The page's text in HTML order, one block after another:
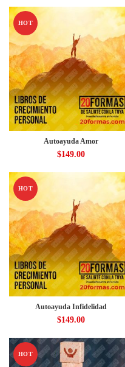
HOT
Autoayuda Amor
$149.00
HOT
Autoayuda Infidelidad
$149.00
HOT